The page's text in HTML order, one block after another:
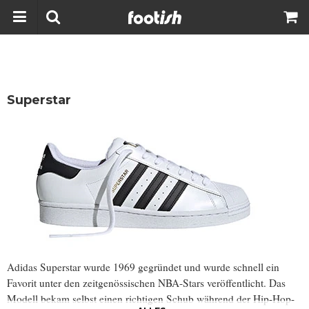
Superstar
Adidas Superstar wurde 1969 gegründet und wurde schnell ein
Favorit unter den zeitgenössischen NBA-Stars veröffentlicht. Das
Modell bekam selbst einen richtigen Schub während der Hip-Hop-